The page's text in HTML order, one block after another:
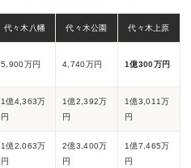
代々木八幡 代々木公園 代々木上原
5,900万円 4,740万円 1億300万円
1億4,363万
円
1億2,392万
円
1億3,011万
円
1億2,063万
円
2億3,400万
円
1億7,465万
円